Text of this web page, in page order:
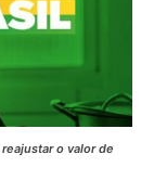
reajustar o valor de